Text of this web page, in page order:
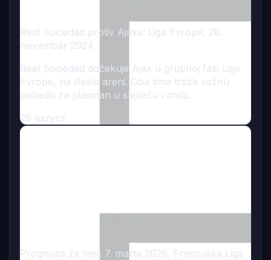
Real Sociedad protiv Ajaxa: Liga Evrope, 28.
novembar 2024.
Real Sociedad dočekuje Ajax u grupnoj fazi Lige
Evrope, na Reale аreni. Oba tima traže važnu
pobedu za plasman u sledeću rundu.
28 август
Prognoza za meč 7. marta 2025, Francuska Liga